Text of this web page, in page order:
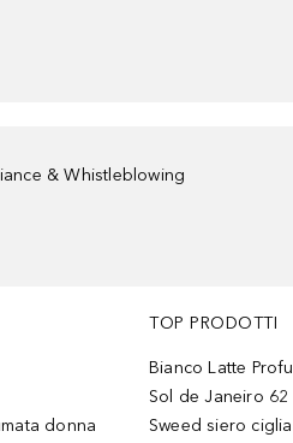
& Whistleblowing
donna
TOP PRODOTTI
Bianco Latte
Sol de Janeiro 62
Sweed siero ciglia